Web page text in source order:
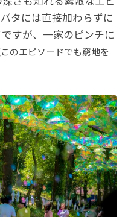
タには直接加わらずに
すが、一家のピンチに
このエピソードでも窮地を